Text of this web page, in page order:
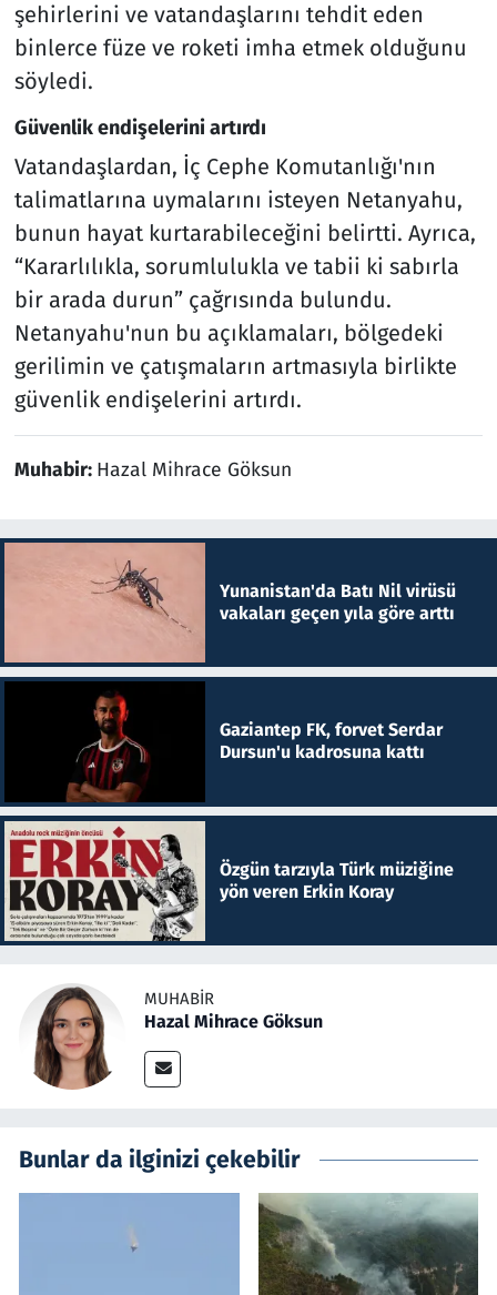
şehirlerini ve vatandaşlarını tehdit eden
binlerce füze ve roketi imha etmek olduğunu
söyledi.
Güvenlik endişelerini artırdı
Vatandaşlardan, İç Cephe Komutanlığı'nın
talimatlarına uymalarını isteyen Netanyahu,
bunun hayat kurtarabileceğini belirtti. Ayrıca,
“Kararlılıkla, sorumlulukla ve tabii ki sabırla
bir arada durun” çağrısında bulundu.
Netanyahu'nun bu açıklamaları, bölgedeki
gerilimin ve çatışmaların artmasıyla birlikte
güvenlik endişelerini artırdı.
Muhabir: Hazal Mihrace Göksun
Yunanistan'da Batı Nil virüsü
vakaları geçen yıla göre arttı
Gaziantep FK, forvet Serdar
Dursun'u kadrosuna kattı
Özgün tarzıyla Türk müziğine
yön veren Erkin Koray
MUHABIR
Hazal Mihrace Göksun
Bunlar da ilginizi çekebilir